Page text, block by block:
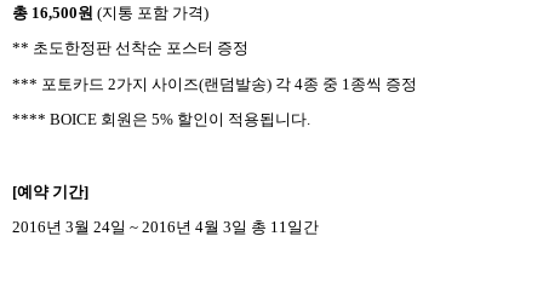
총 16,500원 (지통 포함 가격)
** 초도한정판 선착순 포스터 증정
*** 포토카드 2가지 사이즈(랜덤발송) 각 4종 중 1 종씩 증정
**** BOICE 회원은 5% 할인이 적용됩니다.
[예약 기간]
2016년 3월 24일 ~ 2016년 4월 3일 총 11일간